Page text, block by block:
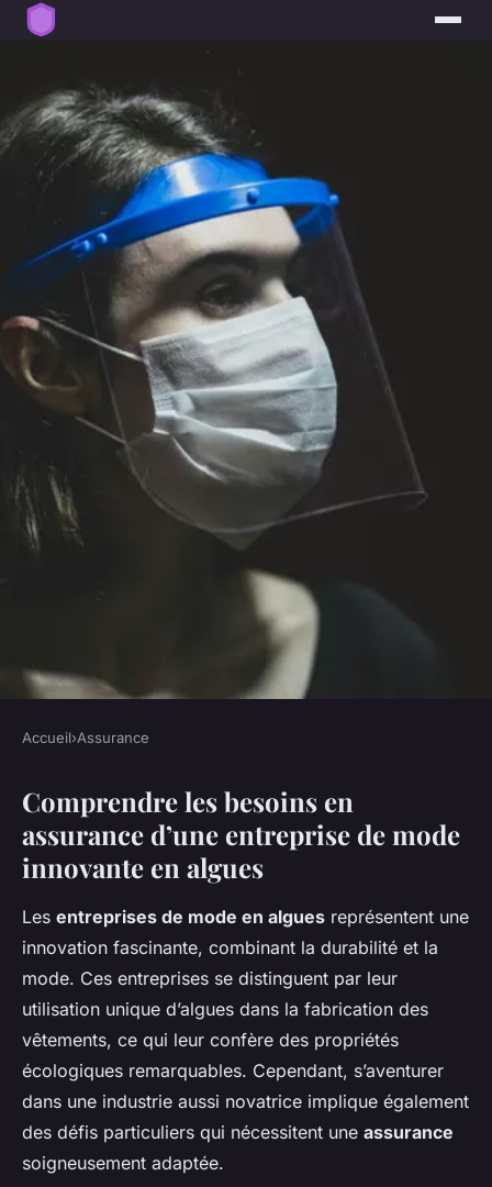
Est-il possible de protéger une
entreprise innovante de mode
en algues avec une assurance
adaptée ?
Accueil›Assurance
Comprendre les besoins en
assurance d’une entreprise de mode
innovante en algues
Les entreprises de mode en algues représentent une
innovation fascinante, combinant la durabilité et la
mode. Ces entreprises se distinguent par leur
utilisation unique d’algues dans la fabrication des
vêtements, ce qui leur confère des propriétés
écologiques remarquables. Cependant, s’aventurer
dans une industrie aussi novatrice implique également
des défis particuliers qui nécessitent une assurance
soigneusement adaptée.